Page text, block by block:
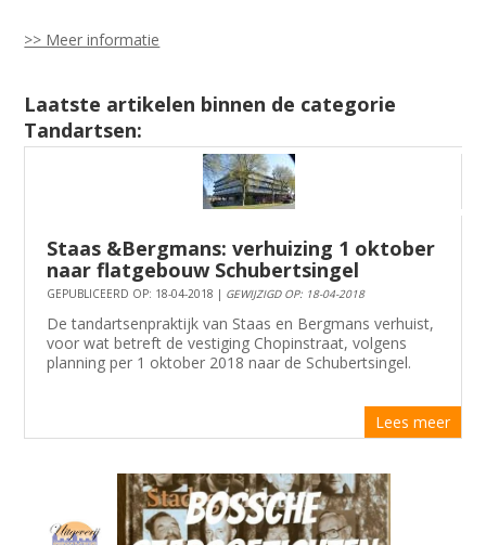
>> Meer informatie
Laatste artikelen binnen de categorie
Tandartsen:
Staas &Bergmans: verhuizing 1 oktober
naar flatgebouw Schubertsingel
GEPUBLICEERD OP: 18-04-2018 | GEWIJZIGD OP: 18-04-2018
De tandartsenpraktijk van Staas en Bergmans verhuist,
voor wat betreft de vestiging Chopinstraat, volgens
planning per 1 oktober 2018 naar de Schubertsingel.
Lees meer